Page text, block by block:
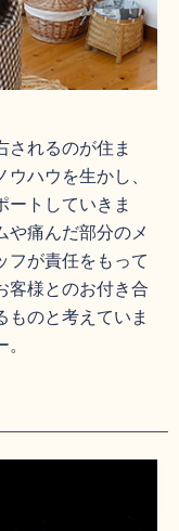
されるのが住ま
ハウを生かし、
ートしていきま
や痛んだ部分のメ
フが責任をもって
客様とのお付き合
ものと考えていま